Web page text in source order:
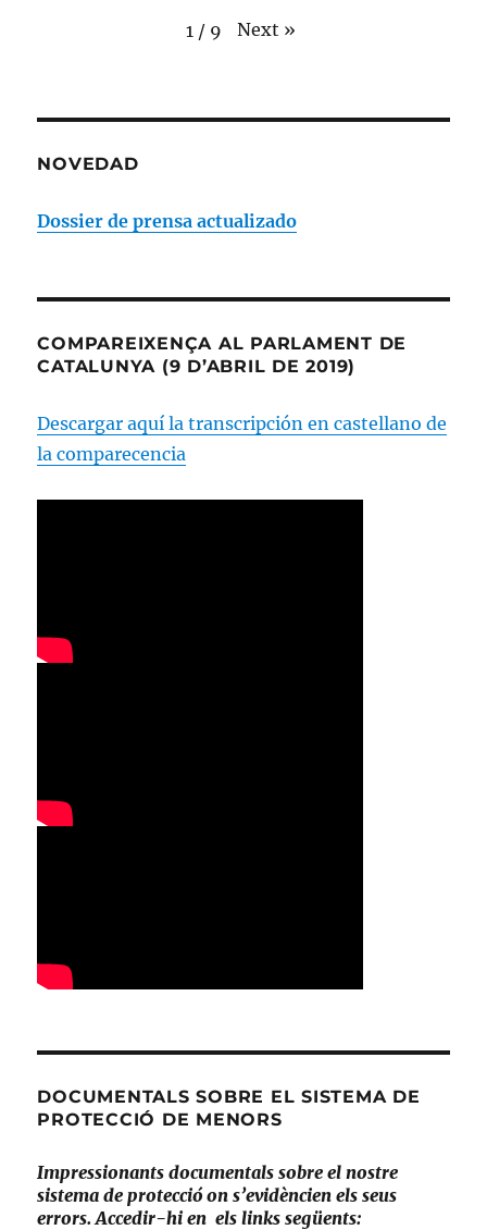
1 / 9 Next »
NOVEDAD
Dossier de prensa actualizado
COMPAREIXENÇA AL PARLAMENT DE
CATALUNYA (9 D’ABRIL DE 2019)
Descargar aquí la transcripción en castellano de
la comparecencia
DOCUMENTALS SOBRE EL SISTEMA DE
PROTECCIÓ DE MENORS
Impressionants documentals sobre el nostre
sistema de protecció on s’evidèncien els seus
errors. Accedir-hi en els links següents: